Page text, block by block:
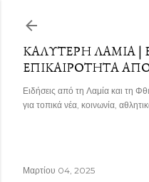
ΚΑΛΎΤΕΡΗ ΛΑΜΊΑ |
ΕΠΙΚΑΙΡΌΤΗΤΑ
Ειδήσεις από τη Λαμία και τη
για τοπικά νέα, κοινωνία,
Μαρτίου 04, 2025